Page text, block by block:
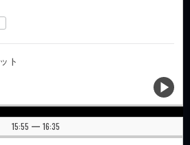
ト
15:55 | 16:35